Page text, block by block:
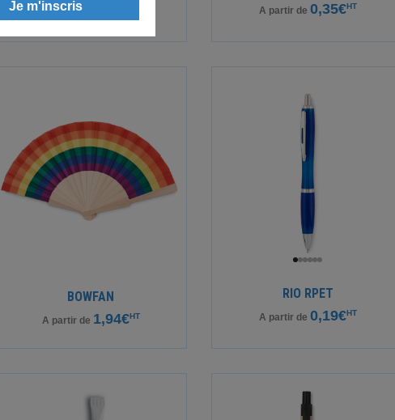
A partir de A partir de 0,35€HT
BOWFAN
A partir de 1,94€HT
RIO RPET
A partir de 0,19€HT